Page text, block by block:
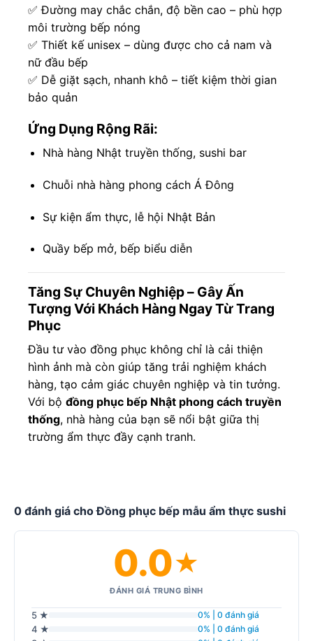
✅ Đường may chắc chắn, độ bền cao – phù hợp
môi trường bếp nóng
✅ Thiết kế unisex – dùng được cho cả nam và
nữ đầu bếp
✅ Dễ giặt sạch, nhanh khô – tiết kiệm thời gian
bảo quản
Ứng Dụng Rộng Rãi:
Nhà hàng Nhật truyền thống, sushi bar
Chuỗi nhà hàng phong cách Á Đông
Sự kiện ẩm thực, lễ hội Nhật Bản
Quầy bếp mở, bếp biểu diễn
Tăng Sự Chuyên Nghiệp – Gây Ấn
Tượng Với Khách Hàng Ngay Từ Trang
Phục
Đầu tư vào đồng phục không chỉ là cải thiện
hình ảnh mà còn giúp tăng trải nghiệm khách
hàng, tạo cảm giác chuyên nghiệp và tin tưởng.
Với bộ đồng phục bếp Nhật phong cách truyền
thống, nhà hàng của bạn sẽ nổi bật giữa thị
trường ẩm thực đầy cạnh tranh.
0 đánh giá cho Đồng phục bếp mẫu ẩm thực sushi
0.0★
ĐÁNH GIÁ TRUNG BÌNH
5 ★ 0% | 0 đánh giá
4 ★ 0% | 0 đánh giá